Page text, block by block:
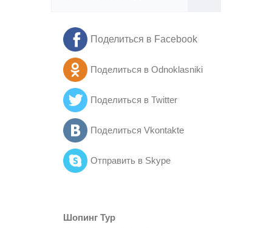
Поделиться в Facebook
Поделиться в Odnoklasniki
Поделиться в Twitter
Поделиться Vkontakte
Отправить в Skype
Шопинг Тур